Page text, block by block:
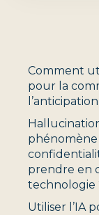
Comment
pour la
prendre en
technologie
Utiliser l’IA